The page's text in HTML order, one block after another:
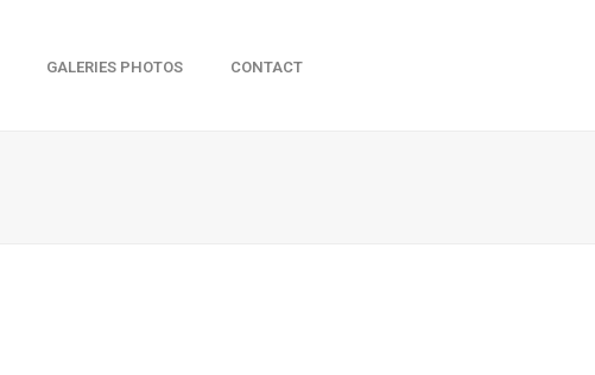
GALERIES PHOTOS CONTACT